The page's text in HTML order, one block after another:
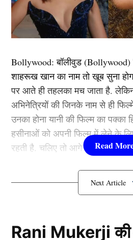
रोहित शर्मा और विराट कोहली की
है। ऑस्ट्रेलिया दौरे से पहले दोनों
खिलाफ घरेलू टेस्ट श्रृंखला में भी बुरी
रोहित – विराट के भूतकाल के आंकड़ें
अब दोनों ही खिलाड़ियों के लिए यह
उचित समय होगा।
यह भी पढ़ें:रणबीर कपूर और आलिया
एक्टर ने सरेआम झटका हाथ,
युवाओं के लिए मौका
Bollywood:बॉलीवुड (Bollywood)
शाहरूख खान का नाम तो खूब सुना
पर आते ही तहलका मच जाता है.
अभिनेत्रियों की जिनके नाम से ही
उनका होना यानी की फिल्म का पक्का
हसीनाओं को अपनी फिल्म में लेने के
रहती है. चलिए तो आगे जानते हैं
कौन हैंBollywood की
Padukone)
Rani Mukerji की